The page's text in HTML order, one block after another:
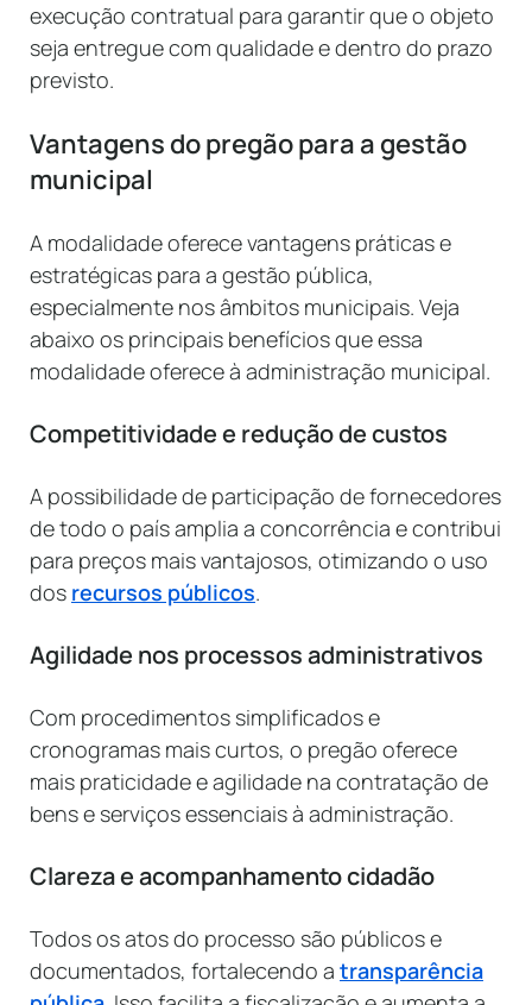
execução contratual para garantir que o objeto
seja entregue com qualidade e dentro do prazo
previsto.
Vantagens do pregão para a gestão
municipal
A modalidade oferece vantagens práticas e
estratégicas para a gestão pública,
especialmente nos âmbitos municipais. Veja
abaixo os principais benefícios que essa
modalidade oferece à administração municipal.
Competitividade e redução de custos
A possibilidade de participação de fornecedores
de todo o país amplia a concorrência e contribui
para preços mais vantajosos, otimizando o uso
dos recursos públicos.
Agilidade nos processos administrativos
Com procedimentos simplificados e
cronogramas mais curtos, o pregão oferece
mais praticidade e agilidade na contratação de
bens e serviços essenciais à administração.
Clareza e acompanhamento cidadão
Todos os atos do processo são públicos e
documentados, fortalecendo a transparência